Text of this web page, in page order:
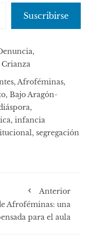
Suscribirse
,
, Afroféminas,
, Bajo Aragón-
,
, infancia
, segregación
Anterior
Afroféminas: una
para el aula